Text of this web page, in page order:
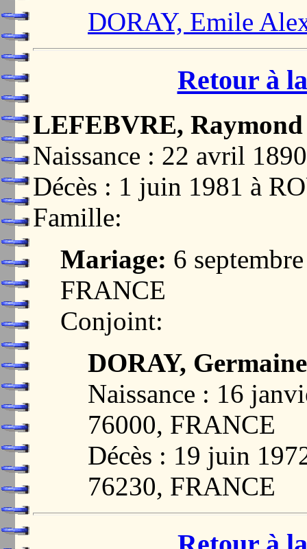
DORAY, Emile
Retour à
LEFEBVRE,
Naissance : 22 avril
Décès : 1 juin 1981 à
Famille:
Mariage: 6
FRANCE
Conjoint:
DORAY,
Naissance : 16
76000, FRANCE
Décès : 19 juin
76230, FRANCE